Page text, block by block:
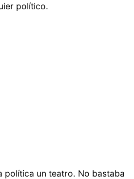
político.
política un teatro. No bastaba